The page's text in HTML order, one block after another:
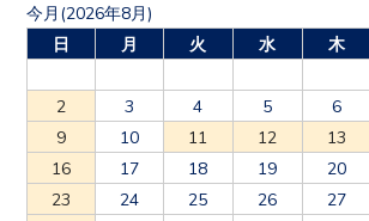
今月(2026年8月)
日
月 火 水 木
2
3 4 5 6
9
10 11 12 13
16
17 18 19 20
23
24 25 26 27